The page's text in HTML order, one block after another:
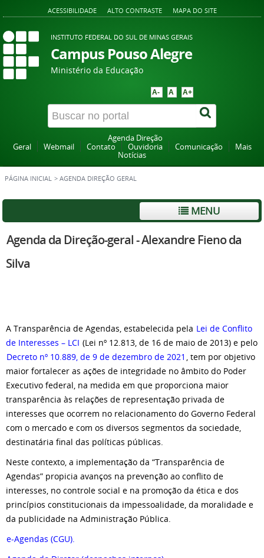
ACESSIBILIDADE ALTO CONTRASTE MAPA DO SITE
INSTITUTO FEDERAL DO SUL DE MINAS GERAIS
Campus Pouso Alegre
Ministério da Educação
A- A A+
Agenda Direção
Geral
Webmail Contato Ouvidoria Comunicação
Mais
Notícias
PÁGINA INICIAL > AGENDA DIREÇÃO GERAL
MENU
Agenda da Direção-geral - Alexandre Fieno da
Silva
A Transparência de Agendas, estabelecida pela Lei de Conflito
de Interesses – LCI (Lei nº 12.813, de 16 de maio de 2013) e pelo
Decreto nº 10.889, de 9 de dezembro de 2021 , tem por objetivo
maior fortalecer as ações de integridade no âmbito do Poder
Executivo federal, na medida em que proporciona maior
transparência às relações de representação privada de
interesses que ocorrem no relacionamento do Governo Federal
com o mercado e com os diversos segmentos da sociedade,
destinatária final das políticas públicas.
Neste contexto, a implementação da “Transparência de
Agendas” propicia avanços na prevenção ao conflito de
interesses, no controle social e na promoção da ética e dos
princípios constitucionais da impessoalidade, da moralidade e
da publicidade na Administração Pública.
e-Agendas (CGU).